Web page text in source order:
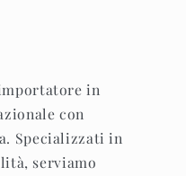
in
con
Specializzati in
serviamo